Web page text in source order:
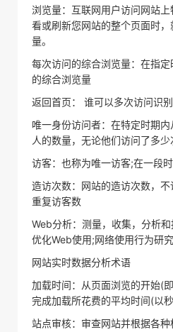
浏览量：互联网用户访问网站
看或刷新您网站的整个页面时
量。
每次访问的综合浏览量：在指
的综合浏览量
返回首页： 谁可以多次访问识
唯一身份访问者：在特定时期
人的数量，无论他们访问了多少
访客：也称为唯一访客;在一段
造访次数：网站的造访次数，
重复访客数
Web分析：测量，收集，分析
优化Web使用;网络使用行为研究
网站实时数据分析术语
加载时间：从页面浏览的开始(
完成加载所花费的平均时间(以
站点审核：审查网站并根据各种